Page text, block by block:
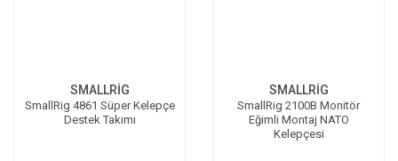
SMALLRİG
SmallRig 4861 Süper Kelepçe
Destek Takımı
SMALLRİG
SmallRig 2100B Monitör
Eğimli Montaj NATO
Kelepçesi